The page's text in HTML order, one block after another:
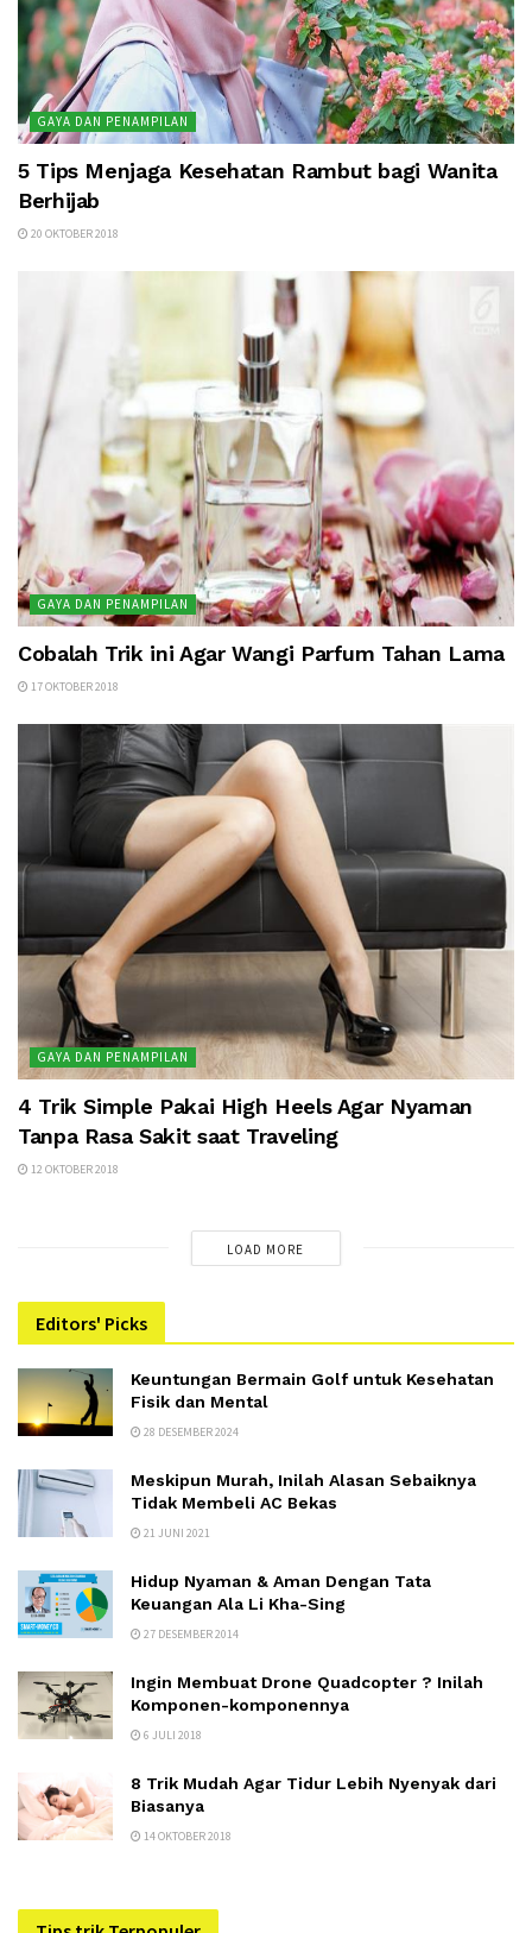
GAYA DAN PENAMPILAN
5 Tips Menjaga Kesehatan Rambut bagi Wanita
Berhijab
20 OKTOBER 2018
GAYA DAN PENAMPILAN
Cobalah Trik ini Agar Wangi Parfum Tahan Lama
17 OKTOBER 2018
GAYA DAN PENAMPILAN
4 Trik Simple Pakai High Heels Agar Nyaman
Tanpa Rasa Sakit saat Traveling
12 OKTOBER 2018
LOAD MORE
Editors' Picks
Keuntungan Bermain Golf untuk Kesehatan
Fisik dan Mental
28 DESEMBER 2024
Meskipun Murah, Inilah Alasan Sebaiknya
Tidak Membeli AC Bekas
21 JUNI 2021
Hidup Nyaman & Aman Dengan Tata
Keuangan Ala Li Kha-Sing
27 DESEMBER 2014
Ingin Membuat Drone Quadcopter ? Inilah
Komponen-komponennya
6 JULI 2018
8 Trik Mudah Agar Tidur Lebih Nyenyak dari
Biasanya
14 OKTOBER 2018